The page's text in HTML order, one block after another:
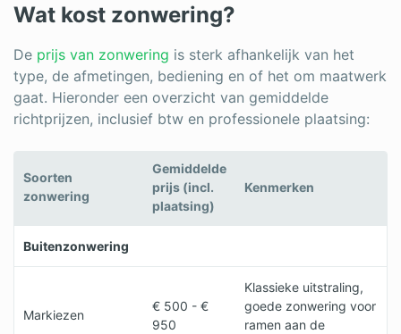
Wat kost zonwering?
De prijs van zonwering is sterk afhankelijk van het
type, de afmetingen, bediening en of het om maatwerk
gaat. Hieronder een overzicht van gemiddelde
richtprijzen, inclusief btw en professionele plaatsing:
Soorten
zonwering
Gemiddelde
prijs (incl.
plaatsing)
Kenmerken
Buitenzonwering
Markiezen
€ 500 - €
950
Klassieke uitstraling,
goede zonwering voor
ramen aan de